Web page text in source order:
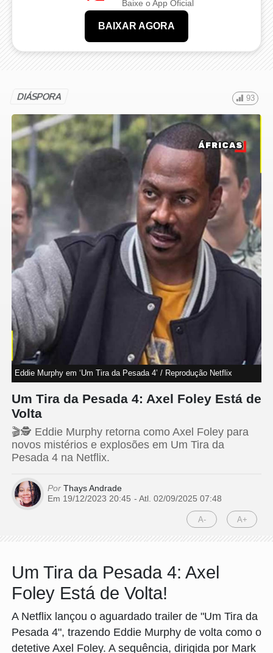
Baixe o App Oficial
BAIXAR AGORA
DIÁSPORA 93
Eddie Murphy em ‘Um Tira da Pesada 4’ / Reprodução Netflix
Um Tira da Pesada 4: Axel Foley Está de
Volta
🎬🕵️ Eddie Murphy retorna como Axel Foley para
novos mistérios e explosões em Um Tira da
Pesada 4 na Netflix.
Por Thays Andrade
Em 19/12/2023 20:45 - Atl. 02/09/2025 07:48
A- A+
Um Tira da Pesada 4: Axel
Foley Está de Volta!
A Netflix lançou o aguardado trailer de "Um Tira da
Pesada 4", trazendo Eddie Murphy de volta como o
detetive Axel Foley. A sequência, dirigida por Mark